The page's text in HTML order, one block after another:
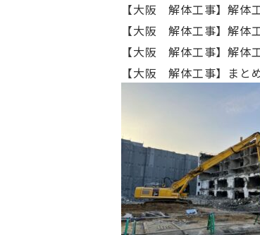
【大阪 解体工事】解体
【大阪 解体工事】解体
【大阪 解体工事】解体
【大阪 解体工事】まと